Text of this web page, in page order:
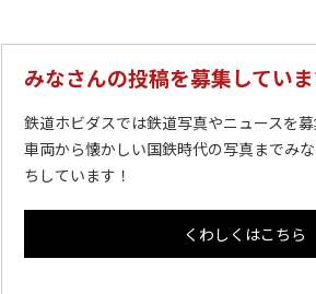
みなさんの投稿を募集してい
鉄道ホビダスでは鉄道写真やニュースを
車両から懐かしい国鉄時代の写真までみ
ちしています！
くわしくはこちら